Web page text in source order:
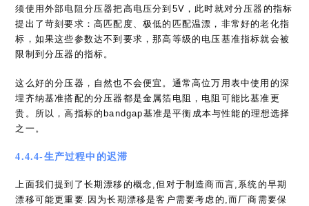
须使用外部电阻分压器把高电压分到5V，此时就对分压器的指标
提出了苛刻要求：高匹配度、极低的匹配温漂，非常好的老化指
标，如果这些参数达不到要求，那高等级的电压基准指标就会被
限制到分压器的指标。
这么好的分压器，自然也不会便宜。通常高位万用表中使用的深
埋齐纳基准搭配的分压器都是金属箔电阻，电阻可能比基准更
贵。所以，高指标的bandgap基准是平衡成本与性能的理想选择
之一。
4.4.4-生产过程中的迟滞
上面我们提到了长期漂移的概念,但对于制造商而言,系统的早期
漂移可能更重要.因为长期漂移是客户需要考虑的,而厂商需要保